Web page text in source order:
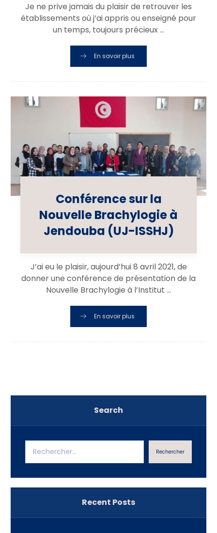
Je ne prive jamais du plaisir de retrouver les
établissements où j’ai appris ou enseigné pour
un temps, toujours précieux ...
En savoir plus
Conférence sur la
Nouvelle Brachylogie à
Jendouba (UJ-ISSHJ)
J’ai eu le plaisir, aujourd’hui 8 avril 2021, de
donner une conférence de présentation de la
Nouvelle Brachylogie à l’Institut ...
En savoir plus
Search
Rechercher
Recent Posts